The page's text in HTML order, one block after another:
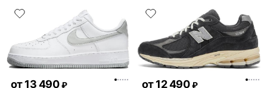
от13 490 ₽ от12 490 ₽